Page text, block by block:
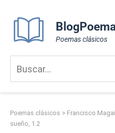
content
Poemas clásicos
Poemas clásicos > Francisco
sueño, 1.2